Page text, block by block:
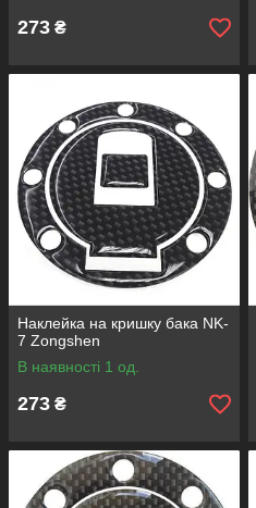
273 ₴
Наклейка на кришку бака NK-
7 Zongshen
В наявності 1 од.
273 ₴